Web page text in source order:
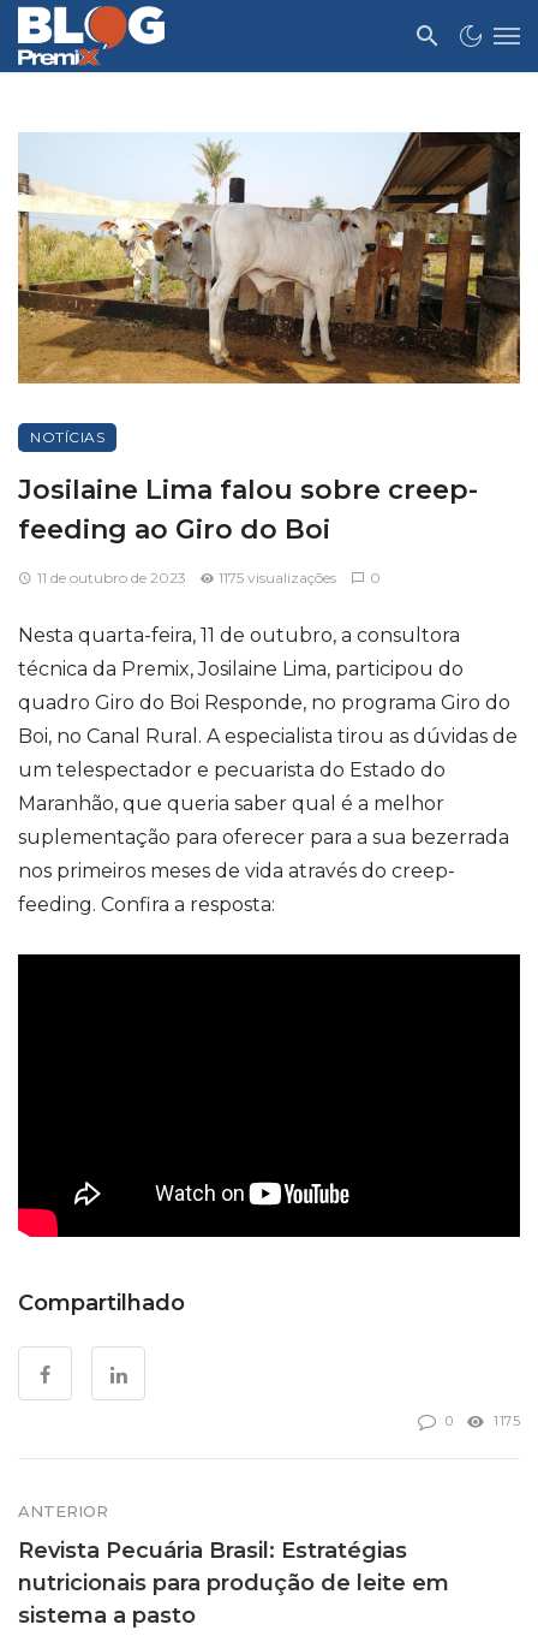
NOTÍCIAS
Josilaine Lima falou sobre creep-
feeding ao Giro do Boi
11 de outubro de 2023 1175 visualizações 0
Nesta quarta-feira, 11 de outubro, a consultora
técnica da Premix, Josilaine Lima, participou do
quadro Giro do Boi Responde, no programa Giro do
Boi, no Canal Rural. A especialista tirou as dúvidas de
um telespectador e pecuarista do Estado do
Maranhão, que queria saber qual é a melhor
suplementação para oferecer para a sua bezerrada
nos primeiros meses de vida através do creep-
feeding. Confira a resposta:
Compartilhado
0 1175
ANTERIOR
Revista Pecuária Brasil: Estratégias
nutricionais para produção de leite em
sistema a pasto